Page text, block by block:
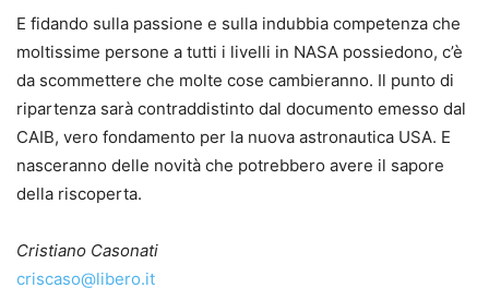
E fidando sulla passione e sulla indubbia competenza che
moltissime persone a tutti i livelli in NASA possiedono, c’è
da scommettere che molte cose cambieranno. Il punto di
ripartenza sarà contraddistinto dal documento emesso dal
CAIB, vero fondamento per la nuova astronautica USA. E
nasceranno delle novità che potrebbero avere il sapore
della riscoperta.
Cristiano Casonati
criscaso@libero.it